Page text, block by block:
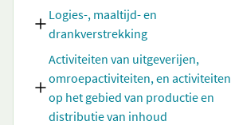
Logies-, maaltijd- en
drankverstrekking
Activiteiten van uitgeverijen,
omroepactiviteiten, en activiteiten
op het gebied van productie en
distributie van inhoud